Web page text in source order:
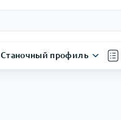
Станочный профиль